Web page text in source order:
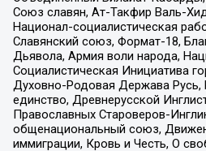
Союз славян, Ат-Такфир Валь-
Национал-социалистическая
Славянский союз, Формат-18,
Дьявола, Армия воли народа,
Социалистическая Инициатива
Духовно-Родовая Держава Русь,
единство, Древнерусской
Православных Староверов-
общенациональный союз,
иммиграции, Кровь и Честь, О